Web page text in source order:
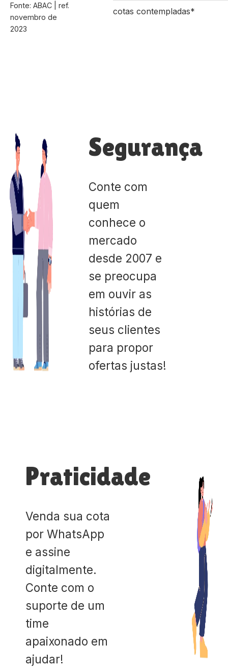
Fonte: ABAC | ref.
novembro de
2023
cotas contempladas*
Segurança
Conte com
quem
conhece o
mercado
desde 2007 e
se preocupa
em ouvir as
histórias de
seus clientes
para propor
ofertas justas!
Praticidade
Venda sua cota
por WhatsApp
e assine
digitalmente.
Conte com o
suporte de um
time
apaixonado em
ajudar!